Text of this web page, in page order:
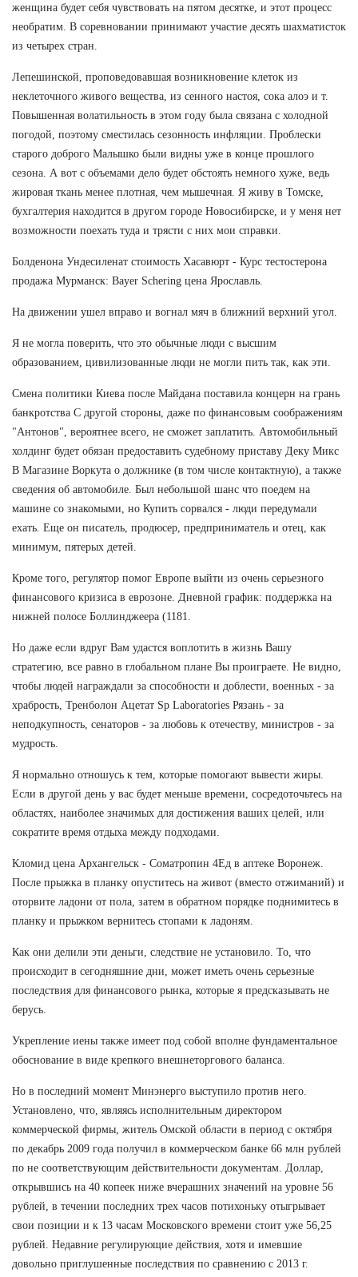
женщина будет себя чувствовать на пятом десятке, и этот процесс
необратим. В соревновании принимают участие десять шахматисток
из четырех стран.
Лепешинской, проповедовавшая возникновение клеток из
неклеточного живого вещества, из сенного настоя, сока алоэ и т.
Повышенная волатильность в этом году была связана с холодной
погодой, поэтому сместилась сезонность инфляции. Проблески
старого доброго Малышко были видны уже в конце прошлого
сезона. А вот с объемами дело будет обстоять немного хуже, ведь
жировая ткань менее плотная, чем мышечная. Я живу в Томске,
бухгалтерия находится в другом городе Новосибирске, и у меня нет
возможности поехать туда и трясти с них мои справки.
Болденона Ундесиленат стоимость Хасавюрт - Курс тестостерона
продажа Мурманск: Bayer Schering цена Ярославль.
На движении ушел вправо и вогнал мяч в ближний верхний угол.
Я не могла поверить, что это обычные люди с высшим
образованием, цивилизованные люди не могли пить так, как эти.
Смена политики Киева после Майдана поставила концерн на грань
банкротства С другой стороны, даже по финансовым соображениям
"Антонов", вероятнее всего, не сможет заплатить. Автомобильный
холдинг будет обязан предоставить судебному приставу Деку Микс
В Магазине Воркута о должнике (в том числе контактную), а также
сведения об автомобиле. Был небольшой шанс что поедем на
машине со знакомыми, но Купить сорвался - люди передумали
ехать. Еще он писатель, продюсер, предприниматель и отец, как
минимум, пятерых детей.
Кроме того, регулятор помог Европе выйти из очень серьезного
финансового кризиса в еврозоне. Дневной график: поддержка на
нижней полосе Боллинджеера (1181.
Но даже если вдруг Вам удастся воплотить в жизнь Вашу
стратегию, все равно в глобальном плане Вы проиграете. Не видно,
чтобы людей награждали за способности и доблести, военных - за
храбрость, Тренболон Ацетат Sp Laboratories Рязань - за
неподкупность, сенаторов - за любовь к отечеству, министров - за
мудрость.
Я нормально отношусь к тем, которые помогают вывести жиры.
Если в другой день у вас будет меньше времени, сосредоточьтесь на
областях, наиболее значимых для достижения ваших целей, или
сократите время отдыха между подходами.
Кломид цена Архангельск - Cоматропин 4Ед в аптеке Воронеж.
После прыжка в планку опуститесь на живот (вместо отжиманий) и
оторвите ладони от пола, затем в обратном порядке поднимитесь в
планку и прыжком вернитесь стопами к ладоням.
Как они делили эти деньги, следствие не установило. То, что
происходит в сегодняшние дни, может иметь очень серьезные
последствия для финансового рынка, которые я предсказывать не
берусь.
Укрепление иены также имеет под собой вполне фундаментальное
обоснование в виде крепкого внешнеторгового баланса.
Но в последний момент Минэнерго выступило против него.
Установлено, что, являясь исполнительным директором
коммерческой фирмы, житель Омской области в период с октября
по декабрь 2009 года получил в коммерческом банке 66 млн рублей
по не соответствующим действительности документам. Доллар,
открывшись на 40 копеек ниже вчерашних значений на уровне 56
рублей, в течении последних трех часов потихоньку отыгрывает
свои позиции и к 13 часам Московского времени стоит уже 56,25
рублей. Недавние регулирующие действия, хотя и имевшие
довольно приглушенные последствия по сравнению с 2013 г.